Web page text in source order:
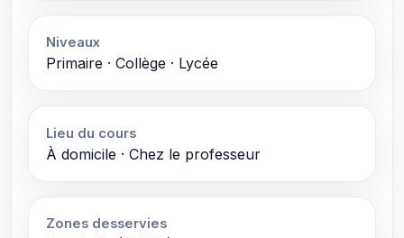
Niveaux
Primaire · Collège · Lycée
Lieu du cours
À domicile · Chez le professeur
Zones desservies